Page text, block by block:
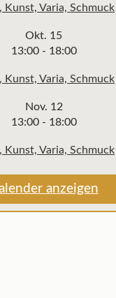
Kunst, Varia, Schmuck
Okt. 15
13:00- 18:00
Kunst, Varia, Schmuck
Nov. 12
13:00- 18:00
Kunst, Varia, Schmuck
anzeigen